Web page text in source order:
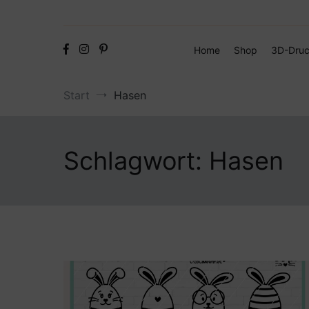
Home
Shop 3D-
Start Hasen
Schlagwort: Hasen